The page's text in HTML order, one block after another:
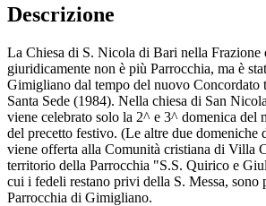
Descrizione
La Chiesa di S. Nicola di Bari nella Frazione
giuridicamente non è più Parrocchia, ma è
Gimigliano dal tempo del nuovo Concordato
Santa Sede (1984). Nella chiesa di San
viene celebrato solo la 2^ e 3^ domenica del
del precetto festivo. (Le altre due domeniche
viene offerta alla Comunità cristiana di Villa
territorio della Parrocchia "S.S. Quirico e
cui i fedeli restano privi della S. Messa, sono
Parrocchia di Gimigliano.